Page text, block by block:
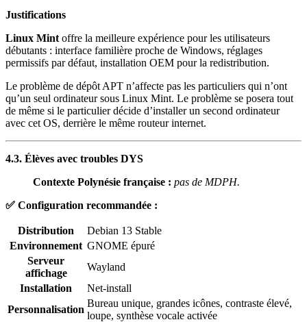
Justifications
Linux Mint offre la meilleure expérience pour les utilisateurs
débutants : interface familière proche de Windows, réglages
permissifs par défaut, installation OEM pour la redistribution.
Le problème de dépôt APT n’affecte pas les particuliers qui n’ont
qu’un seul ordinateur sous Linux Mint. Le problème se posera tout
de même si le particulier décide d’installer un second ordinateur
avec cet OS, derrière le même routeur internet.
4.3. Élèves avec troubles DYS
Contexte Polynésie française : pas de MDPH.
✅ Configuration recommandée :
Distribution
Debian 13 Stable
Environnement GNOME épuré
Serveur
affichage
Wayland
Installation
Net-install
Personnalisation
Bureau unique, grandes icônes, contraste élevé,
loupe, synthèse vocale activée